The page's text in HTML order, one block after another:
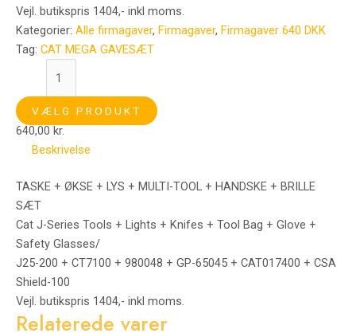
Vejl. butikspris 1404,- inkl moms.
Kategorier: Alle firmagaver, Firmagaver, Firmagaver 640 DKK
Tag: CAT MEGA GAVESÆT
VÆLG PRODUKT
640,00 kr.
Beskrivelse
TASKE + ØKSE + LYS + MULTI-TOOL + HANDSKE + BRILLE
SÆT
Cat J-Series Tools + Lights + Knifes + Tool Bag + Glove +
Safety Glasses/
J25-200 + CT7100 + 980048 + GP-65045 + CAT017400 + CSA
Shield-100
Vejl. butikspris 1404,- inkl moms.
Relaterede varer